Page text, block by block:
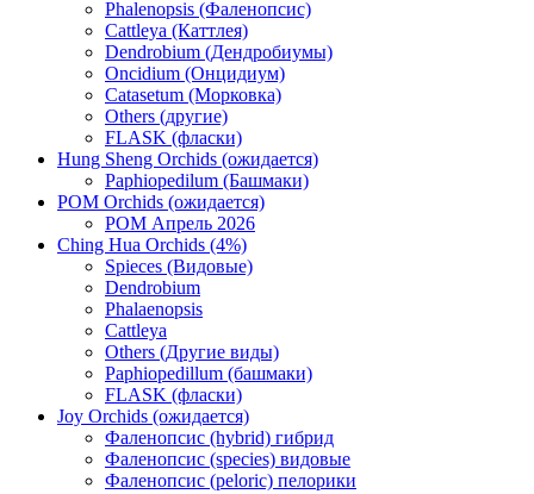
Phalenopsis (Фаленопсис)
Cattleya (Каттлея)
Dendrobium (Дендробиумы)
Oncidium (Онцидиум)
Catasetum (Морковка)
Others (другие)
FLASK (фласки)
Hung Sheng Orchids (ожидается)
Paphiopedilum (Башмаки)
POM Orchids (ожидается)
POM Апрель 2026
Ching Hua Orchids (4%)
Spieces (Видовые)
Dendrobium
Phalaenopsis
Cattleya
Others (Другие виды)
Paphiopedillum (башмаки)
FLASK (фласки)
Joy Orchids (ожидается)
Фаленопсис (hybrid) гибрид
Фаленопсис (species) видовые
Фаленопсис (peloric) пелорики